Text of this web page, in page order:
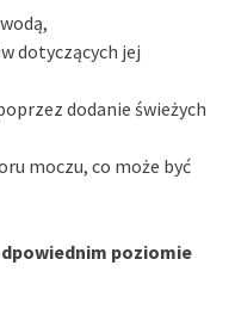
dotyczących jej
dodanie świeżych
moczu, co może być
poziomie